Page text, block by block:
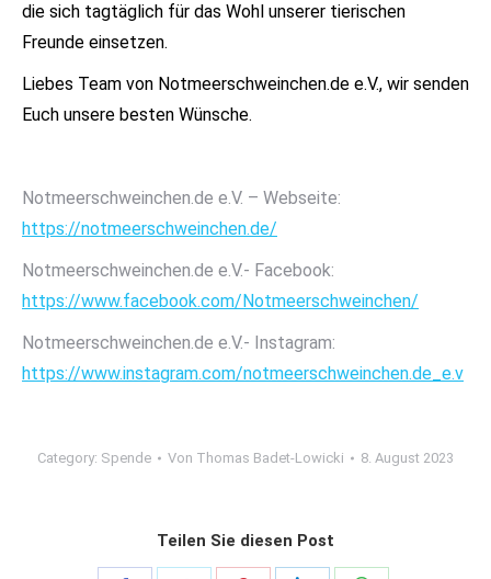
die sich tagtäglich für das Wohl unserer tierischen
Freunde einsetzen.
Liebes Team von Notmeerschweinchen.de e.V., wir senden
Euch unsere besten Wünsche.
Notmeerschweinchen.de e.V. – Webseite:
https://notmeerschweinchen.de/
Notmeerschweinchen.de e.V.- Facebook:
https://www.facebook.com/Notmeerschweinchen/
Notmeerschweinchen.de e.V.- Instagram:
https://www.instagram.com/notmeerschweinchen.de_e.v
Category: Spende Von Thomas Badet-Lowicki 8. August 2023
Teilen Sie diesen Post